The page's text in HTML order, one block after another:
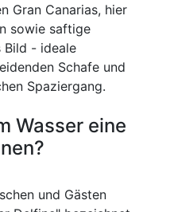
Gran Canarias, hier
sowie saftige
Bild - ideale
Schafe und
Spaziergang.
Wasser eine
und Gästen